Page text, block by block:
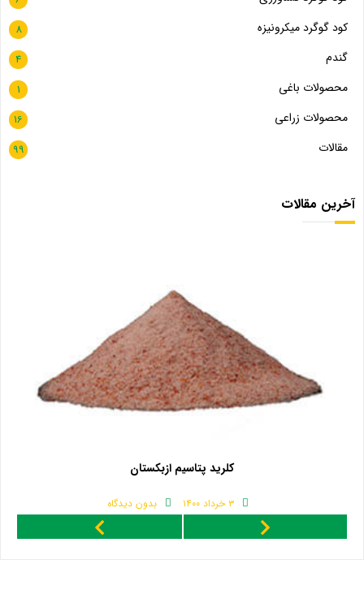
کود گوگرد میکرونیزه 8
گندم 4
محصولات باغی 1
محصولات زراعی 16
مقالات 99
آخرین مقالات
کلرید پتاسیم ازبکستان
۳ خرداد ۱۴۰۰ بدون دیدگاه